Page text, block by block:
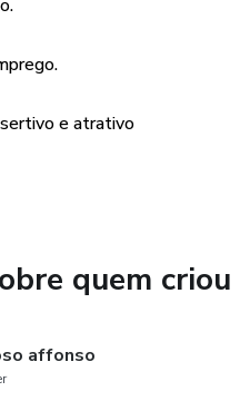
e atrativo
quem
affonso